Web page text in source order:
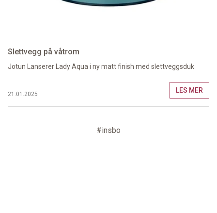
Slettvegg på våtrom
Jotun Lanserer Lady Aqua i ny matt finish med slettveggsduk
21.01.2025 LES MER
#insbo